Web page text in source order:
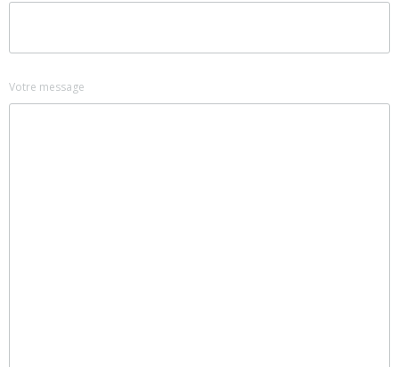
Votre message